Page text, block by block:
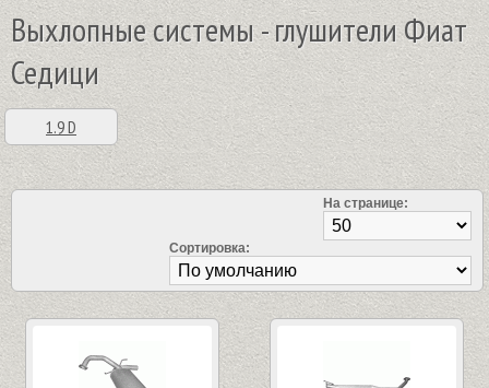
Выхлопные системы - глушители Фиат
Седици
1.9 D
На странице:
Сортировка: